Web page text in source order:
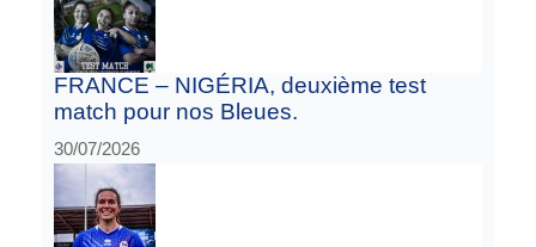
FRANCE – NIGÉRIA, deuxième test
match pour nos Bleues.
30/07/2026